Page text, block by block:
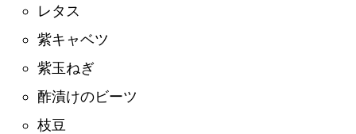
レタス
紫キャベツ
紫玉ねぎ
酢漬けのビーツ
枝豆